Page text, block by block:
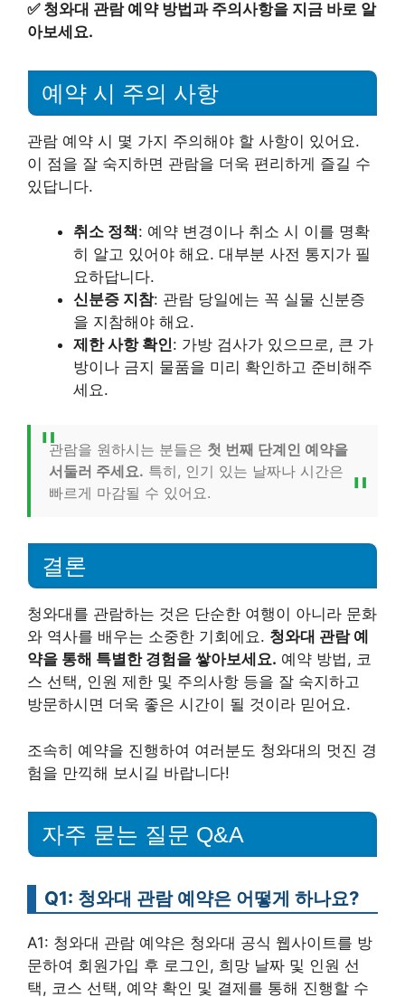
✅ 청와대 관람 예약 방법과 주의사항을 지금 바로 알
아보세요.
예약 시 주의 사항
관람 예약 시 몇 가지 주의해야 할 사항이 있어요.
이 점을 잘 숙지하면 관람을 더욱 편리하게 즐길 수
있답니다.
취소 정책: 예약 변경이나 취소 시 이를 명확
히 알고 있어야 해요. 대부분 사전 통지가 필
요하답니다.
신분증 지참: 관람 당일에는 꼭 실물 신분증
을 지참해야 해요.
제한 사항 확인: 가방 검사가 있으므로, 큰 가
방이나 금지 물품을 미리 확인하고 준비해주
세요.
관람을 원하시는 분들은 첫 번째 단계인 예약을
서둘러 주세요. 특히, 인기 있는 날짜나 시간은
빠르게 마감될 수 있어요.
결론
청와대를 관람하는 것은 단순한 여행이 아니라 문화
와 역사를 배우는 소중한 기회에요. 청와대 관람 예
약을 통해 특별한 경험을 쌓아보세요. 예약 방법, 코
스 선택, 인원 제한 및 주의사항 등을 잘 숙지하고
방문하시면 더욱 좋은 시간이 될 것이라 믿어요.
조속히 예약을 진행하여 여러분도 청와대의 멋진 경
험을 만끽해 보시길 바랍니다!
자주 묻는 질문 Q&A
Q1: 청와대 관람 예약은 어떻게 하나요?
A1: 청와대 관람 예약은 청와대 공식 웹사이트를 방
문하여 회원가입 후 로그인, 희망 날짜 및 인원 선
택, 코스 선택, 예약 확인 및 결제를 통해 진행할 수